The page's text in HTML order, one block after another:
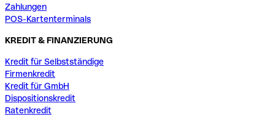
Zahlungen
POS-Kartenterminals
KREDIT & FINANZIERUNG
Kredit für Selbstständige
Firmenkredit
Kredit für GmbH
Dispositionskredit
Ratenkredit